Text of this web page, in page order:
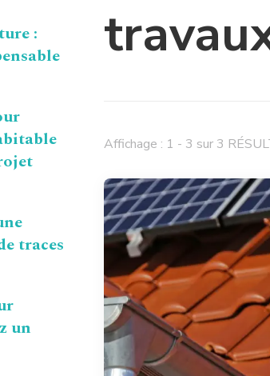
Affichage : 1 - 3 sur 3
:
traces
un